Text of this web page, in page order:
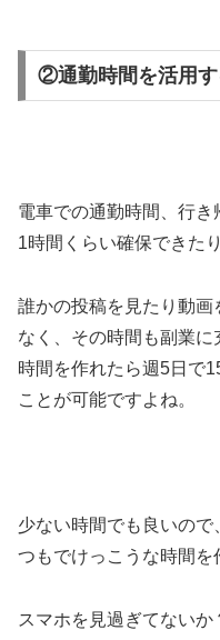
②通勤時間を活用す
電車での通勤時間、行
1時間くらい確保できた
誰かの投稿を見たり動
なく、その時間も副業
時間を作れたら週5日で
ことが可能ですよね。
少ない時間でも良いので
つもでけっこうな時間を
スマホを見過ぎてない